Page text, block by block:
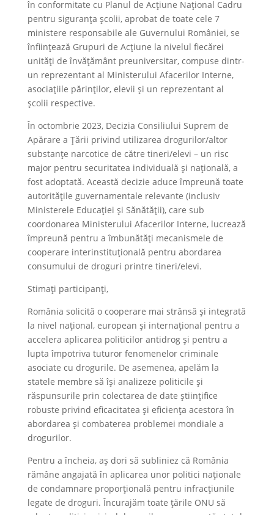
în conformitate cu Planul de Acțiune Național Cadru
pentru siguranța școlii, aprobat de toate cele 7
ministere responsabile ale Guvernului României, se
înființează Grupuri de Acțiune la nivelul fiecărei
unități de învățământ preuniversitar, compuse dintr-
un reprezentant al Ministerului Afacerilor Interne,
asociațiile părinților, elevii și un reprezentant al
școlii respective.
În octombrie 2023, Decizia Consiliului Suprem de
Apărare a Țării privind utilizarea drogurilor/altor
substanțe narcotice de către tineri/elevi – un risc
major pentru securitatea individuală și națională, a
fost adoptată. Această decizie aduce împreună toate
autoritățile guvernamentale relevante (inclusiv
Ministerele Educației și Sănătății), care sub
coordonarea Ministerului Afacerilor Interne, lucrează
împreună pentru a îmbunătăți mecanismele de
cooperare interinstituțională pentru abordarea
consumului de droguri printre tineri/elevi.
Stimați participanți,
România solicită o cooperare mai strânsă și integrată
la nivel național, european și internațional pentru a
accelera aplicarea politicilor antidrog și pentru a
lupta împotriva tuturor fenomenelor criminale
asociate cu drogurile. De asemenea, apelăm la
statele membre să își analizeze politicile și
răspunsurile prin colectarea de date științifice
robuste privind eficacitatea și eficiența acestora în
abordarea și combaterea problemei mondiale a
drogurilor.
Pentru a încheia, aș dori să subliniez că România
rămâne angajată în aplicarea unor politici naționale
de condamnare proporțională pentru infracțiunile
legate de droguri. Încurajăm toate țările ONU să